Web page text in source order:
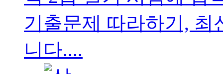
기출문제 따라하기, 최
니다....